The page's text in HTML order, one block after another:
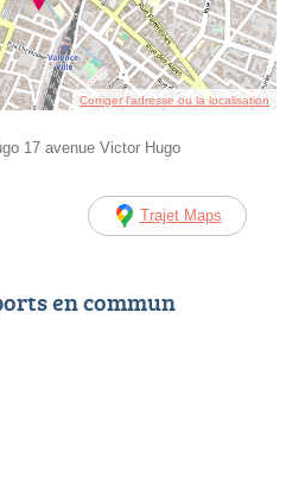
Corriger l’adresse ou la localisation
17 avenue Victor Hugo
Trajet Maps
en commun